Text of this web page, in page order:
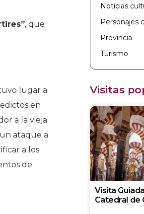
, que
lugar a
en
a la vieja
ataque a
a los
de
Noticias
Personajes
Provincia
Turismo
Visitas
Visita
Catedral de